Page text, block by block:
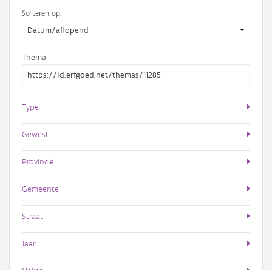
Sorteren op:
Thema
Type
Gewest
Provincie
Gemeente
Straat
Jaar